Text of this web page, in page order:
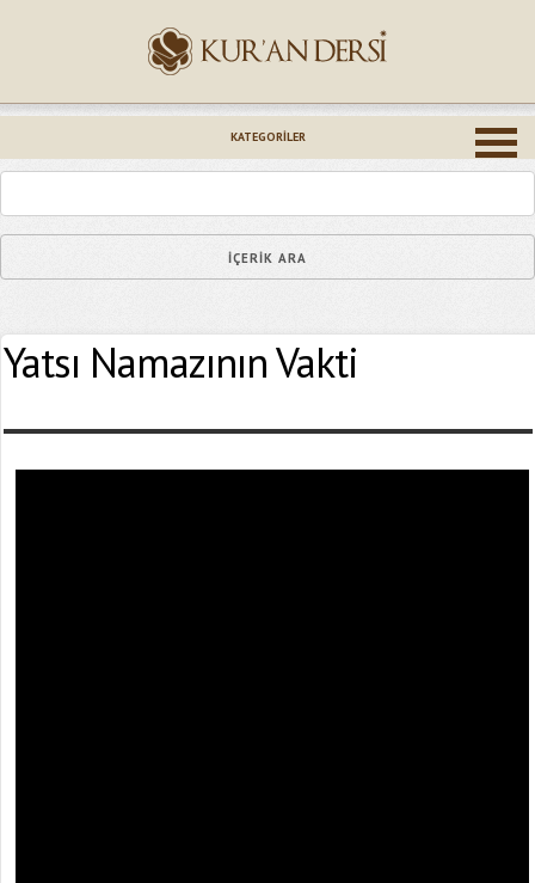
KATEGORILER
Yatsı Namazının Vakti
Epostanız (*)
Yaşadığınız Hatanın Ayrıntıları